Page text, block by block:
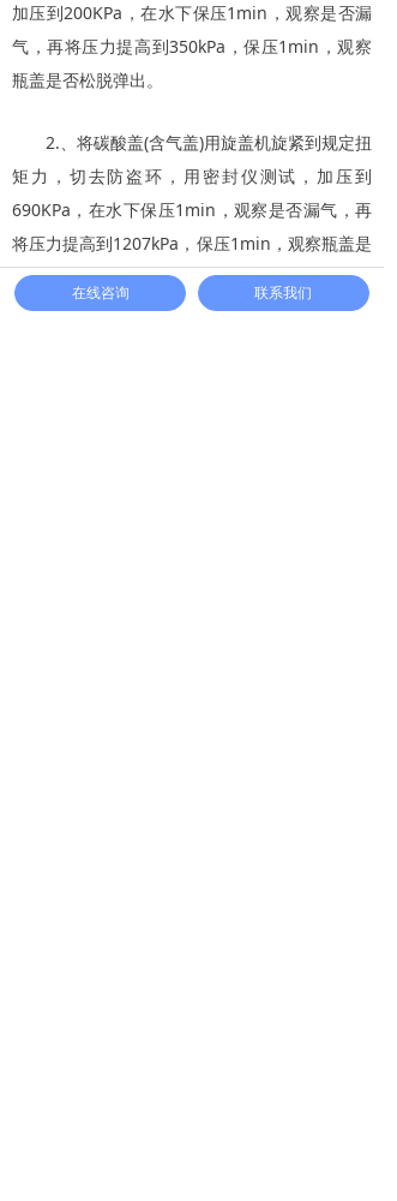
加压到200KPa，在水下保压1min，观察是否漏
气，再将压力提高到350kPa，保压1min，观察
瓶盖是否松脱弹出。
2.、将碳酸盖(含气盖)用旋盖机旋紧到规定扭
矩力，切去防盗环，用密封仪测试，加压到
690KPa，在水下保压1min，观察是否漏气，再
将压力提高到1207kPa，保压1min，观察瓶盖是
否松脱弹出。
在线咨询 联系我们